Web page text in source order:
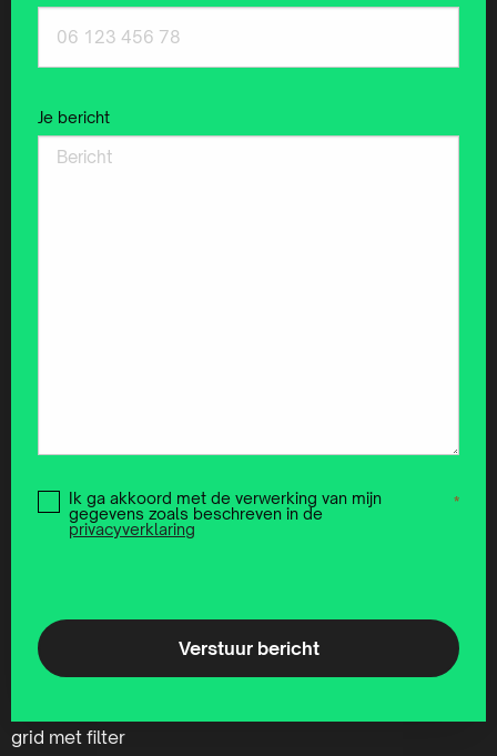
Je bericht
Instemming
Ik ga akkoord met de verwerking van mijn
gegevens zoals beschreven in de
privacyverklaring
*
grid met filter